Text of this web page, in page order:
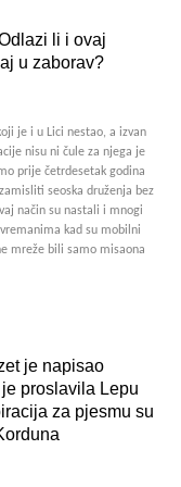
li i ovaj
u zaborav?
je i u Lici nestao, a izvan
nisu ni čule za njega je
prije četrdesetak godina
seoska druženja bez
način su nastali i mnogi
kad su mobilni
mreže bili samo misaona
je napisao
proslavila Lepu
za pjesmu su